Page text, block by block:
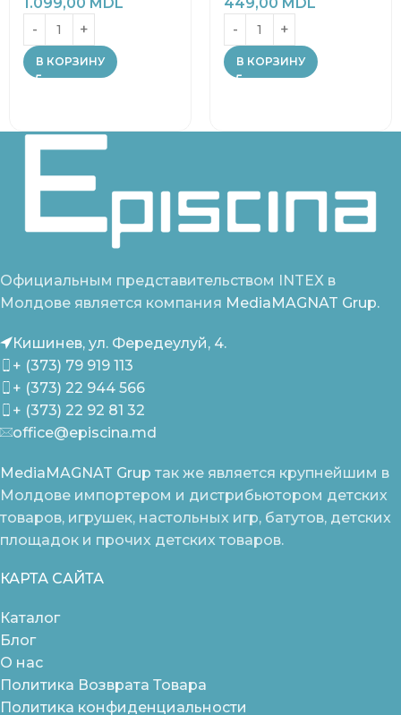
В КОРЗИНУ В КОРЗИНУ
Официальным представительством INTEX в
Молдове является компания MediaMAGNAT Grup.
Кишинев, ул. Фередеулуй, 4.
+ (373) 79 919 113
+ (373) 22 944 566
+ (373) 22 92 81 32
office@episcina.md
MediaMAGNAT Grup так же является крупнейшим в
Молдове импортером и дистрибьютором детских
товаров, игрушек, настольных игр, батутов, детских
площадок и прочих детских товаров.
КАРТА САЙТА
Каталог
Блог
О нас
Политика Возврата Товара
Политика конфиденциальности